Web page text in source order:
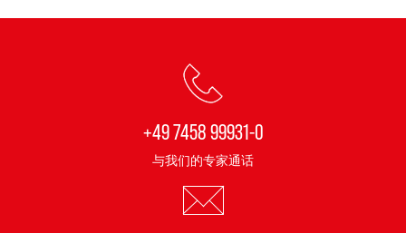
+49 7458 99931-0
与我们的专家通话